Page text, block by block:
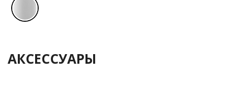
АКСЕССУАРЫ